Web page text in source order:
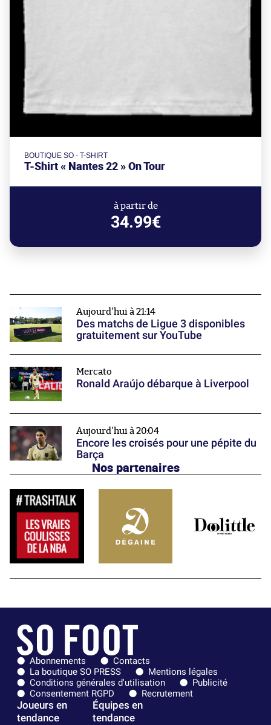
BOUTIQUE SO - T-SHIRT
T-Shirt « Nantes 22 » On Tour
à partir de
34.99€
Aujourd'hui à 21:14
Des matchs de Ligue 3 disponibles
gratuitement sur YouTube
Mercato
Ronald Araújo débarque à Liverpool
Aujourd'hui à 20:04
Encore les croisés pour une pépite du
Barça
Nos partenaires
Abonnements
Contacts
La boutique SO PRESS
Mentions légales
Conditions générales d'utilisation
Publicité
Consentement RGPD
Recrutement
Joueurs en
tendance
Équipes en
tendance